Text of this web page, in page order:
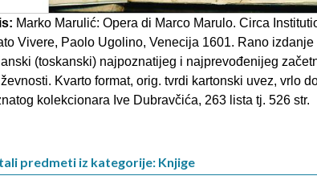
Marko Marulić: Opera di Marco Marulo. Circa
Vivere, Paolo Ugolino, Venecija 1601. Rano
(toskanski) najpoznatijeg i najprevođenijeg
Kvarto format, orig. tvrdi kartonski uvez, vrlo
kolekcionara Ive Dubravčića, 263 lista tj. 526 str.
predmeti iz kategorije: Knjige